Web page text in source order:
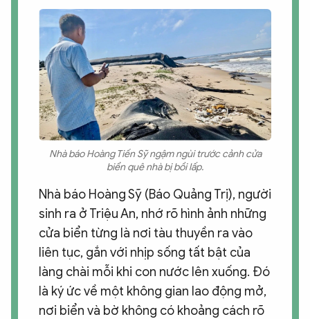
Nhà báo Hoàng Tiến Sỹ ngậm ngùi trước cảnh cửa
biển quê nhà bị bồi lấp.
Nhà báo Hoàng Sỹ (Báo Quảng Trị), người
sinh ra ở Triệu An, nhớ rõ hình ảnh những
cửa biển từng là nơi tàu thuyền ra vào
liên tục, gắn với nhịp sống tất bật của
làng chài mỗi khi con nước lên xuống. Đó
là ký ức về một không gian lao động mở,
nơi biển và bờ không có khoảng cách rõ